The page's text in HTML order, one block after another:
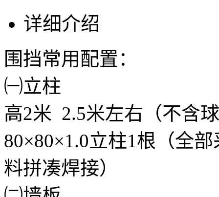
详细介绍
围挡常用配置：
㈠立柱
高2米 2.5米左右（不含
80×80×1.0立柱1根（全
料拼凑焊接）